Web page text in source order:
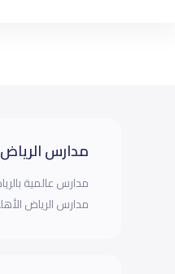
مدارس الرياض
مدارس عالمية
مدارس الرياض